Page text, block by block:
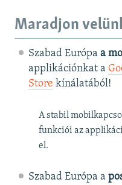
Maradjon
Szabad Európa a
applikációnkat a
Store kínálatából!
A stabil
funkciói az
el.
Szabad Európa a